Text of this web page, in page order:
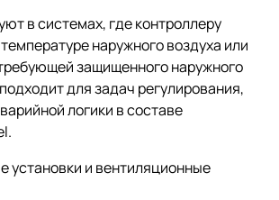
в системах, где контроллеру
наружного воздуха или
защищенного наружного
для задач регулирования,
логики в составе
установки и вентиляционные